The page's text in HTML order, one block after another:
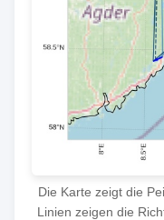
Die Karte zeigt die
Linien zeigen die